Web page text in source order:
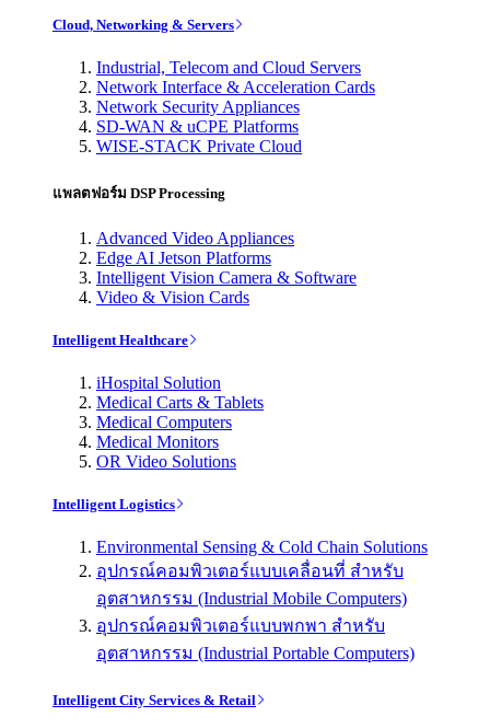
Cloud, Networking & Servers
Industrial, Telecom and Cloud Servers
Network Interface & Acceleration Cards
Network Security Appliances
SD-WAN & uCPE Platforms
WISE-STACK Private Cloud
แพลตฟอร์ม DSP Processing
Advanced Video Appliances
Edge AI Jetson Platforms
Intelligent Vision Camera & Software
Video & Vision Cards
Intelligent Healthcare
iHospital Solution
Medical Carts & Tablets
Medical Computers
Medical Monitors
OR Video Solutions
Intelligent Logistics
Environmental Sensing & Cold Chain Solutions
อุปกรณ์คอมพิวเตอร์แบบเคลื่อนที่ สำหรับ
อุตสาหกรรม (Industrial Mobile Computers)
อุปกรณ์คอมพิวเตอร์แบบพกพา สำหรับ
อุตสาหกรรม (Industrial Portable Computers)
Intelligent City Services & Retail